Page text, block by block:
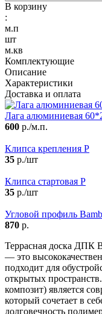
В корзину
:
м.п
шт
м.кв
Комплектующие
Описание
Характеристики
Доставка и оплата
Лага алюминиевая
600 р./м.п.
Клипса крепления P
35 р./шт
Клипса стартовая P
35 р./шт
Угловой профиль
870 р.
Террасная доска ДПК
— это
подходит для
открытых
композит) является
который сочетает в
долговечность